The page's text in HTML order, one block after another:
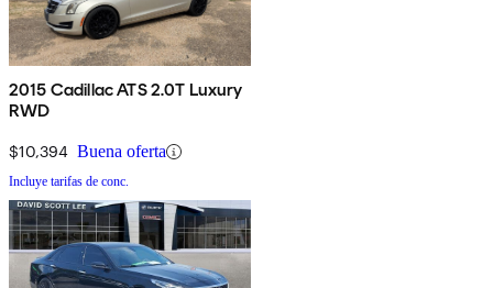
2015 Cadillac ATS 2.0T Luxury
RWD
$10,394 Buena oferta
Incluye tarifas de conc.